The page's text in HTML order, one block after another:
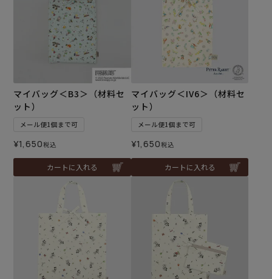
マイバッグ＜B3＞（材料セ
ット）
メール便1個まで可
¥1,650税込
カートに入れる
マイバッグ＜IV6＞（材料セ
ット）
メール便1個まで可
¥1,650税込
カートに入れる